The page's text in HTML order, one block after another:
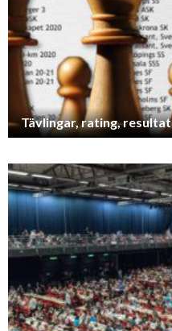
Tävlingar, rating, resultat